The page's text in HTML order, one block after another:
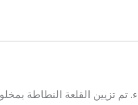
تم تزيين القلعة النطاطة